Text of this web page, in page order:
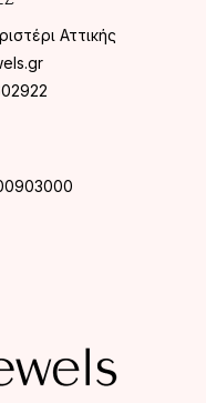
Αττικής